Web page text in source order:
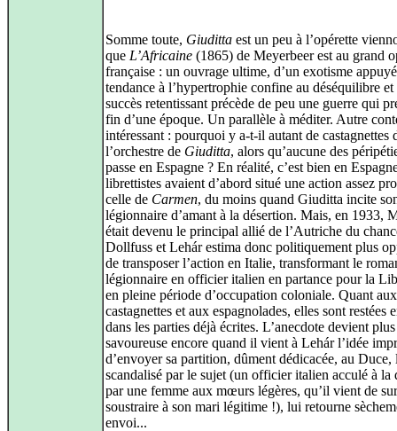
Somme toute, Giuditta est un peu à l’opérette
que L’Africaine (1865) de Meyerbeer est au grand
française : un ouvrage ultime, d’un exotisme
tendance à l’hypertrophie confine au déséquilibre
succès retentissant précède de peu une guerre qui
fin d’une époque. Un parallèle à méditer. Autre
intéressant : pourquoi y a‑t‑il autant de castagnettes
l’orchestre de Giuditta, alors qu’aucune des
passe en Espagne ? En réalité, c’est bien en
librettistes avaient d’abord situé une action assez
celle de Carmen, du moins quand Giuditta incite
légionnaire d’amant à la désertion. Mais, en 1933,
était devenu le principal allié de l’Autriche du
Dollfuss et Lehár estima donc politiquement plus
de transposer l’action en Italie, transformant le
légionnaire en officier italien en partance pour la
en pleine période d’occupation coloniale. Quant aux
castagnettes et aux espagnolades, elles sont restées
dans les parties déjà écrites. L’anecdote devient plus
savoureuse encore quand il vient à Lehár l’idée
d’envoyer sa partition, dûment dédicacée, au Duce,
scandalisé par le sujet (un officier italien acculé à la
par une femme aux mœurs légères, qu’il vient de
soustraire à son mari légitime !), lui retourne
envoi...